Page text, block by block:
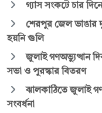
গ্যাস সংকটে চার
শেরপুর জেল ভাঙার
হয়নি গুলি
জুলাই গণঅভ্যুত্থান
সভা ও পুরস্কার বিতরণ
ঝালকাঠিতে জুলাই
সংবর্ধনা